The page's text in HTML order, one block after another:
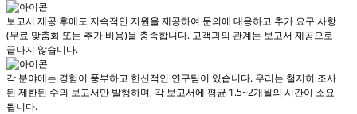
보고서 제공 후에도 지속적인 지원을 제공하여 문의에 대응하고 추가 요구 사항
(무료 맞춤화 또는 추가 비용)을 충족합니다. 고객과의 관계는 보고서 제공으로
끝나지 않습니다.
각 분야에는 경험이 풍부하고 헌신적인 연구팀이 있습니다. 우리는 철저히 조사
된 제한된 수의 보고서만 발행하며, 각 보고서에 평균 1.5~2개월의 시간이 소요
됩니다.